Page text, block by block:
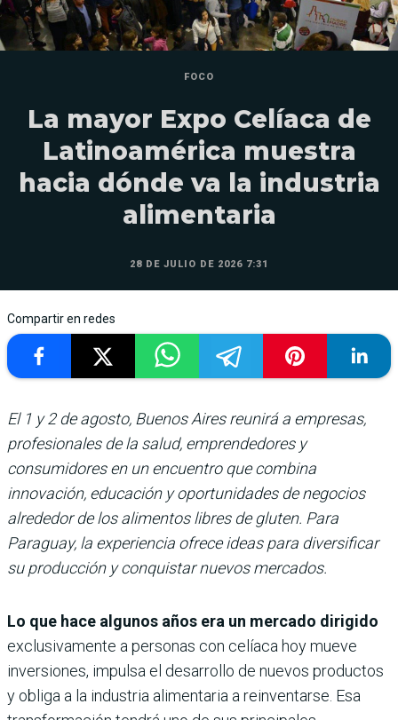
FOCO
La mayor Expo Celíaca de
Latinoamérica muestra
hacia dónde va la industria
alimentaria
28 DE JULIO DE 2026 7:31
Compartir en redes
El 1 y 2 de agosto, Buenos Aires reunirá a empresas,
profesionales de la salud, emprendedores y
consumidores en un encuentro que combina
innovación, educación y oportunidades de negocios
alrededor de los alimentos libres de gluten. Para
Paraguay, la experiencia ofrece ideas para diversificar
su producción y conquistar nuevos mercados.
Lo que hace algunos años era un mercado dirigido
exclusivamente a personas con celíaca hoy mueve
inversiones, impulsa el desarrollo de nuevos productos
y obliga a la industria alimentaria a reinventarse. Esa